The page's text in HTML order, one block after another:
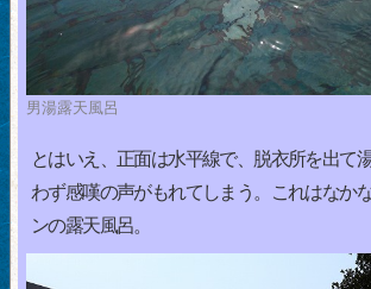
男湯露天風呂
とはいえ、正面は水平線で、脱衣所を出て
わず感嘆の声がもれてしまう。これはなか
ンの露天風呂。